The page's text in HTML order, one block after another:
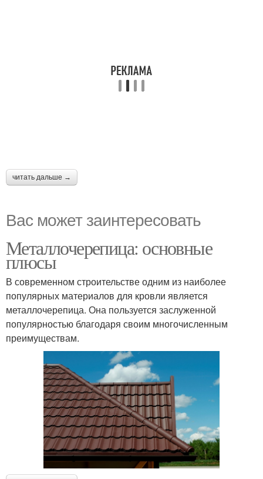
читать дальше →
Вас может заинтересовать
Металлочерепица: основные
плюсы
В современном строительстве одним из наиболее
популярных материалов для кровли является
металлочерепица. Она пользуется заслуженной
популярностью благодаря своим многочисленным
преимуществам.